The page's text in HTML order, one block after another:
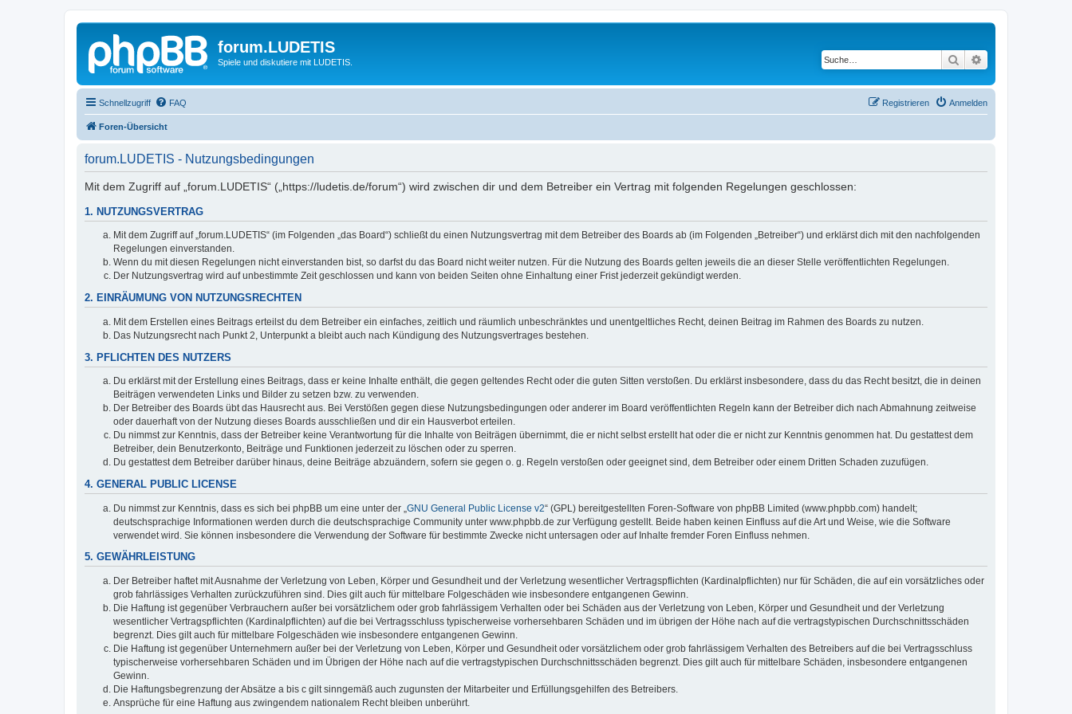
forum.LUDETIS
Spiele und diskutiere mit LUDETIS. Suche
Schnellzugriff FAQ Anmelden
Registrieren
Foren-Übersicht
forum.LUDETIS - Nutzungsbedingungen
Mit dem Zugriff auf „forum.LUDETIS“ („https://ludetis.de/forum“) wird zwischen dir und dem Betreiber ein Vertrag mit folgenden Regelungen geschlossen:
1. NUTZUNGSVERTRAG
Mit dem Zugriff auf „forum.LUDETIS“ (im Folgenden „das Board“) schließt du einen Nutzungsvertrag mit dem Betreiber des Boards ab (im Folgenden „Betreiber“) und erklärst dich mit den nachfolgenden
Regelungen einverstanden.
Wenn du mit diesen Regelungen nicht einverstanden bist, so darfst du das Board nicht weiter nutzen. Für die Nutzung des Boards gelten jeweils die an dieser Stelle veröffentlichten Regelungen.
Der Nutzungsvertrag wird auf unbestimmte Zeit geschlossen und kann von beiden Seiten ohne Einhaltung einer Frist jederzeit gekündigt werden.
2. EINRÄUMUNG VON NUTZUNGSRECHTEN
Mit dem Erstellen eines Beitrags erteilst du dem Betreiber ein einfaches, zeitlich und räumlich unbeschränktes und unentgeltliches Recht, deinen Beitrag im Rahmen des Boards zu nutzen.
Das Nutzungsrecht nach Punkt 2, Unterpunkt a bleibt auch nach Kündigung des Nutzungsvertrages bestehen.
3. PFLICHTEN DES NUTZERS
Du erklärst mit der Erstellung eines Beitrags, dass er keine Inhalte enthält, die gegen geltendes Recht oder die guten Sitten verstoßen. Du erklärst insbesondere, dass du das Recht besitzt, die in deinen
Beiträgen verwendeten Links und Bilder zu setzen bzw. zu verwenden.
Der Betreiber des Boards übt das Hausrecht aus. Bei Verstößen gegen diese Nutzungsbedingungen oder anderer im Board veröffentlichten Regeln kann der Betreiber dich nach Abmahnung zeitweise
oder dauerhaft von der Nutzung dieses Boards ausschließen und dir ein Hausverbot erteilen.
Du nimmst zur Kenntnis, dass der Betreiber keine Verantwortung für die Inhalte von Beiträgen übernimmt, die er nicht selbst erstellt hat oder die er nicht zur Kenntnis genommen hat. Du gestattest dem
Betreiber, dein Benutzerkonto, Beiträge und Funktionen jederzeit zu löschen oder zu sperren.
Du gestattest dem Betreiber darüber hinaus, deine Beiträge abzuändern, sofern sie gegen o. g. Regeln verstoßen oder geeignet sind, dem Betreiber oder einem Dritten Schaden zuzufügen.
4. GENERAL PUBLIC LICENSE
Du nimmst zur Kenntnis, dass es sich bei phpBB um eine unter der „ GNU General Public License v2“ (GPL) bereitgestellten Foren-Software von phpBB Limited (www.phpbb.com) handelt;
deutschsprachige Informationen werden durch die deutschsprachige Community unter www.phpbb.de zur Verfügung gestellt. Beide haben keinen Einfluss auf die Art und Weise, wie die Software
verwendet wird. Sie können insbesondere die Verwendung der Software für bestimmte Zwecke nicht untersagen oder auf Inhalte fremder Foren Einfluss nehmen.
5. GEWÄHRLEISTUNG
Der Betreiber haftet mit Ausnahme der Verletzung von Leben, Körper und Gesundheit und der Verletzung wesentlicher Vertragspflichten (Kardinalpflichten) nur für Schäden, die auf ein vorsätzliches oder
grob fahrlässiges Verhalten zurückzuführen sind. Dies gilt auch für mittelbare Folgeschäden wie insbesondere entgangenen Gewinn.
Die Haftung ist gegenüber Verbrauchern außer bei vorsätzlichem oder grob fahrlässigem Verhalten oder bei Schäden aus der Verletzung von Leben, Körper und Gesundheit und der Verletzung
wesentlicher Vertragspflichten (Kardinalpflichten) auf die bei Vertragsschluss typischerweise vorhersehbaren Schäden und im übrigen der Höhe nach auf die vertragstypischen Durchschnittsschäden
begrenzt. Dies gilt auch für mittelbare Folgeschäden wie insbesondere entgangenen Gewinn.
Die Haftung ist gegenüber Unternehmern außer bei der Verletzung von Leben, Körper und Gesundheit oder vorsätzlichem oder grob fahrlässigem Verhalten des Betreibers auf die bei Vertragsschluss
typischerweise vorhersehbaren Schäden und im Übrigen der Höhe nach auf die vertragstypischen Durchschnittsschäden begrenzt. Dies gilt auch für mittelbare Schäden, insbesondere entgangenen
Gewinn.
Die Haftungsbegrenzung der Absätze a bis c gilt sinngemäß auch zugunsten der Mitarbeiter und Erfüllungsgehilfen des Betreibers.
Ansprüche für eine Haftung aus zwingendem nationalem Recht bleiben unberührt.